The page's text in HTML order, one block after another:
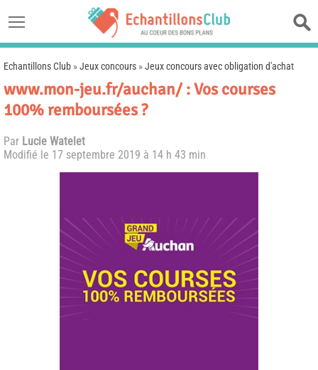
Echantillons Club »Jeux concours »Jeux concours avec obligation d'achat
www.mon-jeu.fr/auchan/ : Vos courses
100% remboursées ?
Par Lucie Watelet
Modifié le 17 septembre 2019 à 14 h 43 min